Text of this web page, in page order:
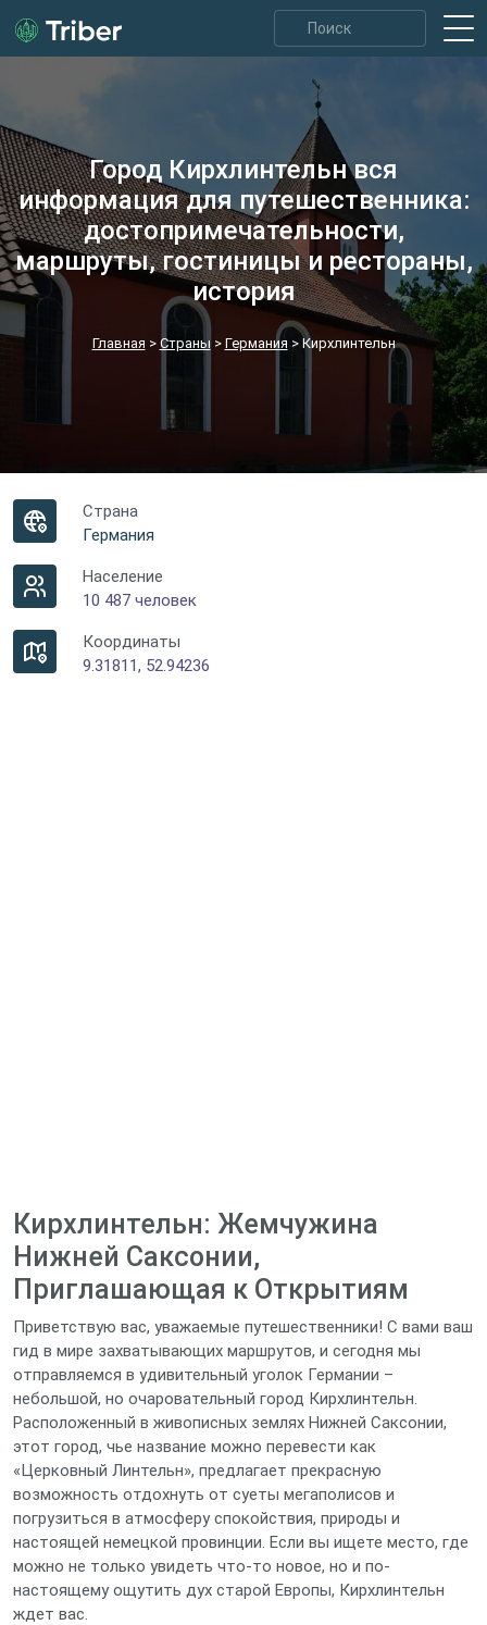
Город Кирхлинтельн вся
информация для путешественника:
достопримечательности,
маршруты, гостиницы и рестораны,
история
Главная > Страны > Германия > Кирхлинтельн
Страна
Германия
Население
10 487 человек
Координаты
9.31811, 52.94236
Кирхлинтельн: Жемчужина
Нижней Саксонии,
Приглашающая к Открытиям
Приветствую вас, уважаемые путешественники! С вами ваш
гид в мире захватывающих маршрутов, и сегодня мы
отправляемся в удивительный уголок Германии –
небольшой, но очаровательный город Кирхлинтельн.
Расположенный в живописных землях Нижней Саксонии,
этот город, чье название можно перевести как
«Церковный Линтельн», предлагает прекрасную
возможность отдохнуть от суеты мегаполисов и
погрузиться в атмосферу спокойствия, природы и
настоящей немецкой провинции. Если вы ищете место, где
можно не только увидеть что-то новое, но и по-
настоящему ощутить дух старой Европы, Кирхлинтельн
ждет вас.